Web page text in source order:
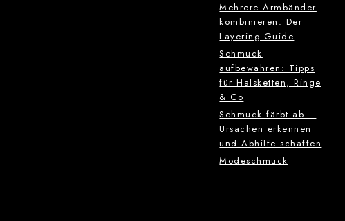
Mehrere Armbänder
kombinieren: Der
Layering-Guide
Schmuck
aufbewahren: Tipps
für Halsketten, Ringe
& Co
Schmuck färbt ab –
Ursachen erkennen
und Abhilfe schaffen
Modeschmuck